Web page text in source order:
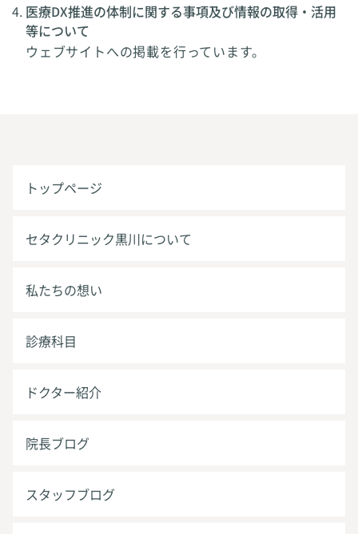
医療DX推進の体制に関する事項及び情報の取得・活用
等について
ウェブサイトへの掲載を行っています。
トップページ
セタクリニック黒川について
私たちの想い
診療科目
ドクター紹介
院長ブログ
スタッフブログ